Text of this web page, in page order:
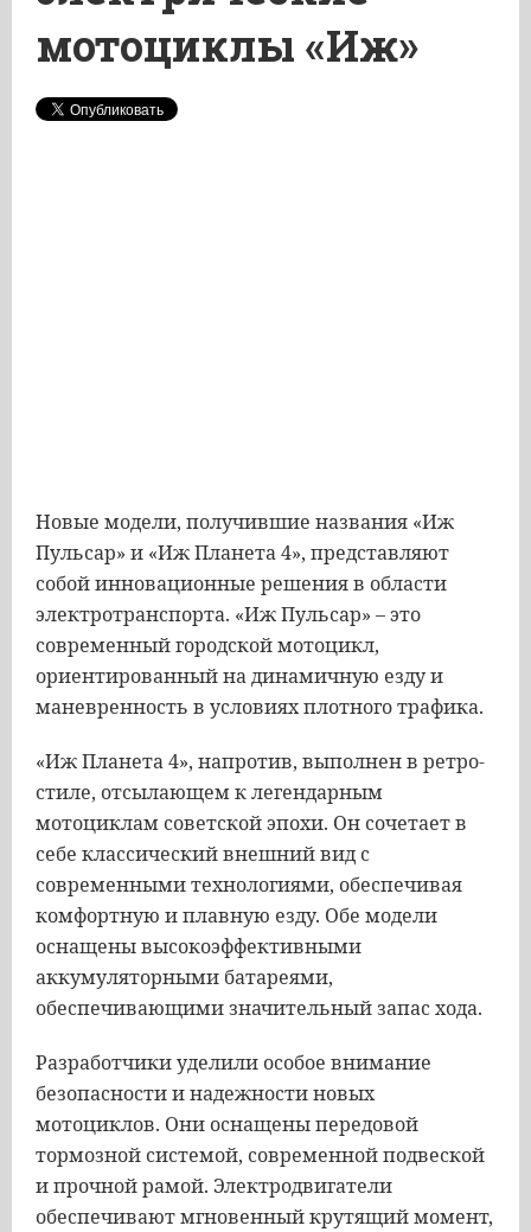
мотоциклы «Иж»
Новые модели, получившие названия «Иж
Пульсар» и «Иж Планета 4», представляют
собой инновационные решения в области
электротранспорта. «Иж Пульсар» – это
современный городской мотоцикл,
ориентированный на динамичную езду и
маневренность в условиях плотного трафика.
«Иж Планета 4», напротив, выполнен в ретро-
стиле, отсылающем к легендарным
мотоциклам советской эпохи. Он сочетает в
себе классический внешний вид с
современными технологиями, обеспечивая
комфортную и плавную езду. Обе модели
оснащены высокоэффективными
аккумуляторными батареями,
обеспечивающими значительный запас хода.
Разработчики уделили особое внимание
безопасности и надежности новых
мотоциклов. Они оснащены передовой
тормозной системой, современной подвеской
и прочной рамой. Электродвигатели
обеспечивают мгновенный крутящий момент,